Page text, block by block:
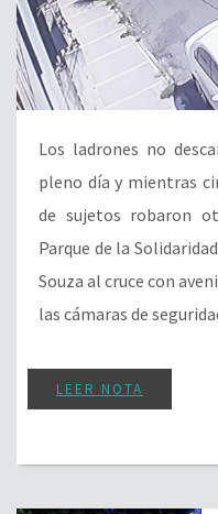
Los ladrones no
pleno día y mientras
de sujetos robaron
Parque de la
Souza al cruce con
las cámaras de
LEER NOTA